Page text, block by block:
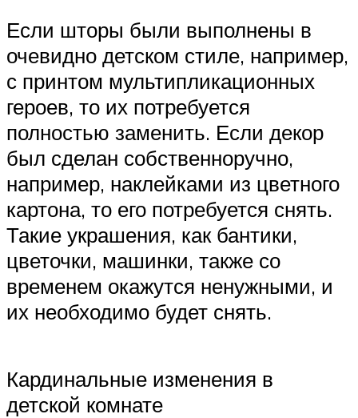
Если шторы были выполнены в
очевидно детском стиле, например,
с принтом мультипликационных
героев, то их потребуется
полностью заменить. Если декор
был сделан собственноручно,
например, наклейками из цветного
картона, то его потребуется снять.
Такие украшения, как бантики,
цветочки, машинки, также со
временем окажутся ненужными, и
их необходимо будет снять.
Кардинальные изменения в
детской комнате